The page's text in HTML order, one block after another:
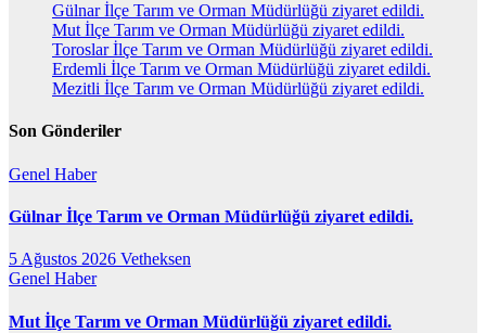
Gülnar İlçe Tarım ve Orman Müdürlüğü ziyaret edildi.
Mut İlçe Tarım ve Orman Müdürlüğü ziyaret edildi.
Toroslar İlçe Tarım ve Orman Müdürlüğü ziyaret edildi.
Erdemli İlçe Tarım ve Orman Müdürlüğü ziyaret edildi.
Mezitli İlçe Tarım ve Orman Müdürlüğü ziyaret edildi.
Son Gönderiler
Genel Haber
Gülnar İlçe Tarım ve Orman Müdürlüğü ziyaret edildi.
5 Ağustos 2026 Vetheksen
Genel Haber
Mut İlçe Tarım ve Orman Müdürlüğü ziyaret edildi.